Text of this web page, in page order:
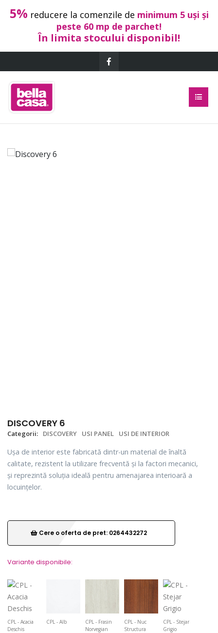
5% reducere la comenzile de minimum 5 uși și
peste 60 mp de parchet!
În limita stocului disponibil!
DISCOVERY 6
Categorii: DISCOVERY USI PANEL USI DE INTERIOR
Ușa de interior este fabricată dintr-un material de înaltă
calitate, rezistent la utilizare frecventă și la factori mecanici,
și reprezintă soluția ideală pentru amenajarea interioară a
locuințelor.
Cere o oferta de pret: 0264432272
Variante disponibile:
CPL - Acacia
Deschis
CPL - Alb
CPL - Frasin
Norvegian
CPL - Nuc
Structura
CPL - Stejar
Grigio